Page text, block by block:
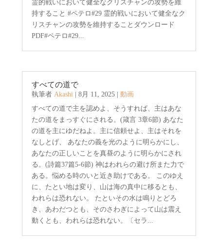
霊的戦いにおいて健全なクリスチャンの攻勢を維
持すること #ペテロ#29 霊的戦いにおいて健全なク
リスチャンの攻勢を維持することダウンロード
PDF#ペテロ#29...
すべての道で
執筆者 Akashi| 8月 11, 2025| 動画
すべての道で主を認めよ、そうすれば、主はあな
たの道をまっすぐにされる。(箴言 3章6節) あなた
の道を主にゆだねよ。主に信頼せよ、主はそれを
なしとげ、 あなたの義を光のように明らかにし、
あなたの正しいことを真昼のように明らかにされ
る。(詩篇37篇5-6節) 神はわれらの避け所また力で
ある。悩める時のいと近き助けである。 このゆえ
に、たとい地は変り、山は海の真中に移るとも、
われらは恐れない。 たといその水は鳴りとどろ
き、あわだつとも、そのさわぎによって山は震え
動くとも、われらは恐れない。〔セラ...